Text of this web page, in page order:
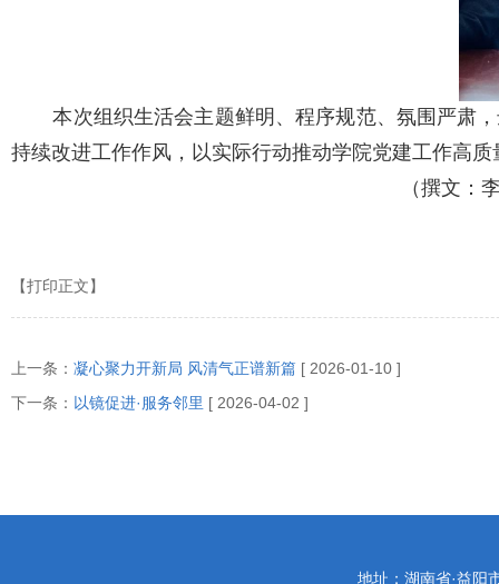
本次组织生活会主题鲜明、程序规范、氛围严肃
持续改进工作作风，以实际行动推动学院党建工作高质
（撰文：
【打印正文】
上一条： 凝心聚力开新局 风清气正谱新篇 [ 2026-01-10 ]
下一条： 以镜促进·服务邻里 [ 2026-04-02 ]
地址：湖南省·益阳